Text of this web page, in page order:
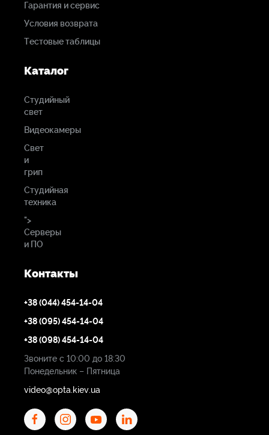
Гарантия и сервис
Условия возврата
Тестовые таблицы
Каталог
Студийный
свет
Видеокамеры
Свет
и
грип
Студийная
техника
">
Серверы
и ПО
Контакты
+38 (044) 454-14-04
+38 (095) 454-14-04
+38 (098) 454-14-04
Звоните с 10:00 до 18:30
Понедельник – Пятница
video@opta.kiev.ua